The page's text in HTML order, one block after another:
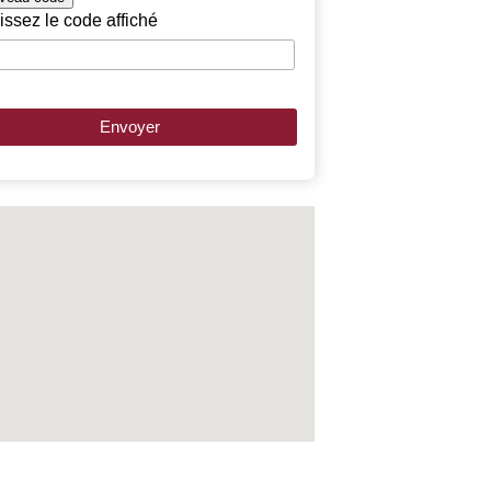
le code affiché
Envoyer